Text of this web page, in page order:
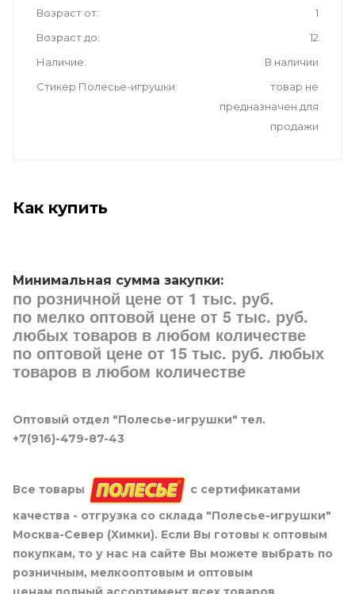
Возраст от
1
Возраст до
12
Наличие
В наличии
Стикер Полесье-игрушки
товар не
предназначен для
продажи
Как купить
Минимальная сумма закупки:
по розничной цене от 1 тыс. руб.
по мелко оптовой цене от 5 тыс. руб.
любых товаров в любом количестве
по оптовой цене от 15 тыс. руб. любых
товаров в любом количестве
Оптовый отдел "Полесье-игрушки" тел.
+7(916)-479-87-43
Все товары
с сертификатами
качества - отгрузка со склада "Полесье-игрушки"
Москва-Север (Химки). Если Вы готовы к оптовым
покупкам, то у нас на сайте Вы можете выбрать по
розничным, мелкооптовым и оптовым